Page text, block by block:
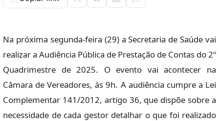
Na próxima segunda-feira (29) a Secretaria de Saúde vai
realizar a Audiência Pública de Prestação de Contas do 2º
Quadrimestre de 2025. O evento vai acontecer na
Câmara de Vereadores, às 9h. A audiência cumpre a Lei
Complementar 141/2012, artigo 36, que dispõe sobre a
necessidade de cada gestor detalhar o que foi realizado